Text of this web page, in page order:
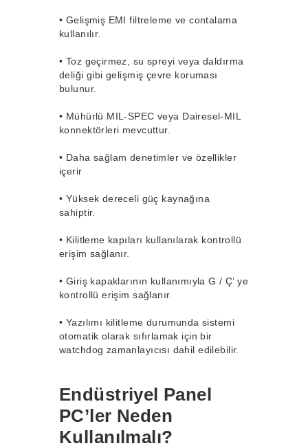
• Gelişmiş EMI filtreleme ve contalama
kullanılır.
• Toz geçirmez, su spreyi veya daldırma
deliği gibi gelişmiş çevre koruması
bulunur.
• Mühürlü MIL-SPEC veya Dairesel-MIL
konnektörleri mevcuttur.
• Daha sağlam denetimler ve özellikler
içerir
• Yüksek dereceli güç kaynağına
sahiptir.
• Kilitleme kapıları kullanılarak kontrollü
erişim sağlanır.
• Giriş kapaklarının kullanımıyla G / Ç’ ye
kontrollü erişim sağlanır.
• Yazılımı kilitleme durumunda sistemi
otomatik olarak sıfırlamak için bir
watchdog zamanlayıcısı dahil edilebilir.
Endüstriyel Panel
PC’ler Neden
Kullanılmalı?